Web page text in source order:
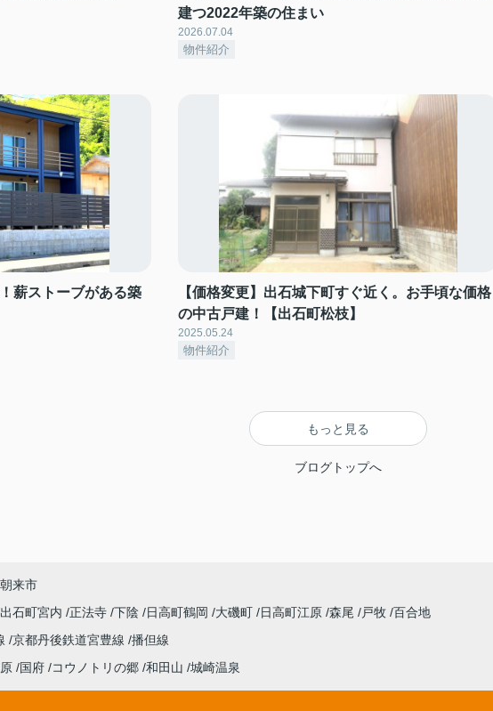
建つ2022年築の住まい
2026.07.04
物件紹介
薪ストーブがある築
【価格変更】出石城下町すぐ近く。お手頃な価格
の中古戸建！【出石町松枝】
2025.05.24
物件紹介
もっと見る
ブログトップへ
朝来市
出石町宮内 正法寺 下陰 日高町鶴岡 大磯町 日高町江原 森尾 戸牧 百合地
京都丹後鉄道宮豊線 播但線
国府 コウノトリの郷 和田山 城崎温泉